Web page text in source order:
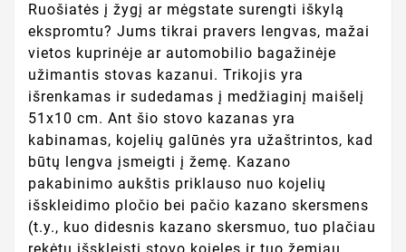
Ruošiatės į žygį ar mėgstate surengti iškylą
ekspromtu? Jums tikrai pravers lengvas, mažai
vietos kuprinėje ar automobilio bagažinėje
užimantis stovas kazanui. Trikojis yra
išrenkamas ir sudedamas į medžiaginį maišelį
51x10 cm. Ant šio stovo kazanas yra
kabinamas, kojelių galūnės yra užaštrintos, kad
būtų lengva įsmeigti į žemę. Kazano
pakabinimo aukštis priklauso nuo kojelių
išskleidimo pločio bei pačio kazano skersmens
(t.y., kuo didesnis kazano skersmuo, tuo plačiau